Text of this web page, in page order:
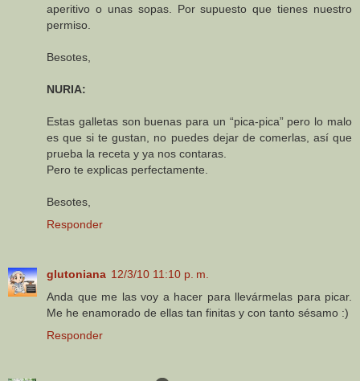
aperitivo o unas sopas. Por supuesto que tienes nuestro
permiso.
Besotes,
NURIA:
Estas galletas son buenas para un “pica-pica” pero lo malo
es que si te gustan, no puedes dejar de comerlas, así que
prueba la receta y ya nos contaras.
Pero te explicas perfectamente.
Besotes,
Responder
glutoniana 12/3/10 11:10 p. m.
Anda que me las voy a hacer para llevármelas para picar.
Me he enamorado de ellas tan finitas y con tanto sésamo :)
Responder